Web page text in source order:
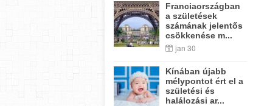
Franciaországban
a születések
számának jelentős
csökkenése m...
jan 30
Kínában újabb
mélypontot ért el a
születési és
halálozási ar...